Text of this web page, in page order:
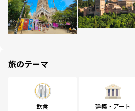
旅のテーマ
飲食 建築・アート